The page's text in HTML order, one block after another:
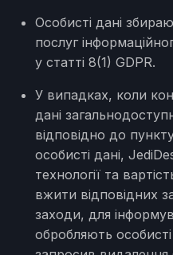
Особисті дані
послуг
у статті 8(1) GDPR.
У випадках, коли
дані
відповідно до
особисті дані,
технології та
вжити відповідних
заходи, для
обробляють